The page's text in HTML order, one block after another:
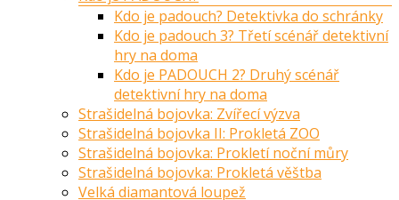
Kdo je padouch? Detektivka do schránky
Kdo je padouch 3? Třetí scénář detektivní
hry na doma
Kdo je PADOUCH 2? Druhý scénář
detektivní hry na doma
Strašidelná bojovka: Zvířecí výzva
Strašidelná bojovka II: Prokletá ZOO
Strašidelná bojovka: Prokletí noční můry
Strašidelná bojovka: Prokletá věštba
Velká diamantová loupež